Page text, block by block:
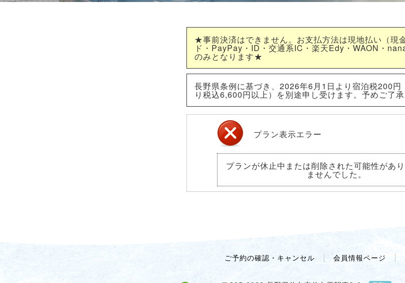
★事前決済はできません。お支払方法は現地払い（現
ド・PayPay・ID・交通系IC・楽天Edy・WAON・
のみとなります★
長野県条例に基づき、2026年6月1日より宿泊税200円
り税込6,600円以上）を別途申し受けます。予めご了承
プラン表示エラー
プランが休止中または削除された可能性があ
ませんでした。
ご予約の確認・キャンセル 会員情報ページ